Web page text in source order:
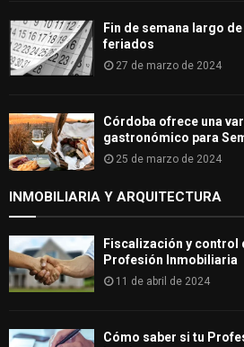
Fin de semana largo
feriados
27 de marzo de 2024
Córdoba ofrece una
gastronómico para
25 de marzo de 2024
INMOBILIARIA Y ARQUITECTURA
Fiscalización y control
Profesión Inmobiliaria
11 de abril de 2024
Cómo saber si tu